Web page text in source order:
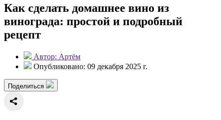
Как сделать домашнее вино из
винограда: простой и подробный
рецепт
Автор: Артём
Опубликовано: 09 декабря 2025 г.
Поделиться